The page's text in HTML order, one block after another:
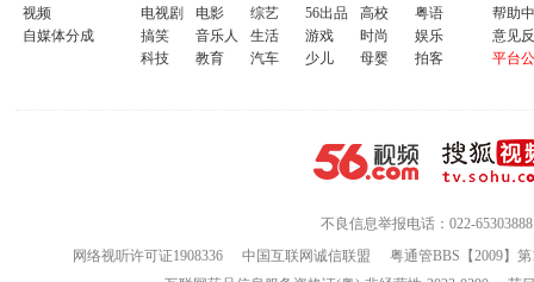
视频
自媒体分成
电视剧
电影 综艺 56出品 高校
粤语
搞笑
音乐人 生活 游戏 时尚
娱乐
科技
教育 汽车 少儿 母婴 拍客
帮助
意见
平台
不良信息举报电话：022-65303888
网络视听许可证1908336
中国互联网诚信联盟
粤通管BBS【2009】